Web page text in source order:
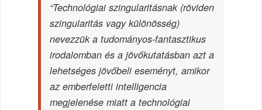
“Technológiai szingularitásnak (röviden
szingularitás vagy különösség)
nevezzük a tudományos-fantasztikus
irodalomban és a jövőkutatásban azt a
lehetséges jövőbeli eseményt, amikor
az emberfeletti intelligencia
megjelenése miatt a technológiai